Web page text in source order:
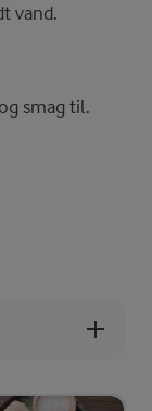
vand.
smag til.